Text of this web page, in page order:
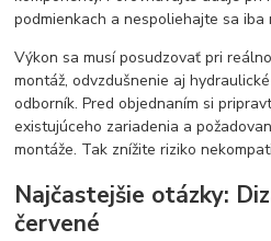
podmienkach a nespoliehajte sa iba
Výkon sa musí posudzovať pri
montáž, odvzdušnenie aj
odborník. Pred objednaním si
existujúceho zariadenia a
montáže. Tak znížite riziko
Najčastejšie otázky:
červené